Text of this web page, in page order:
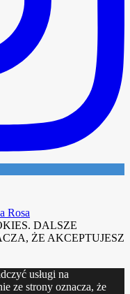
Rosa
DALSZE
ŻE AKCEPTUJESZ
usługi na
ze strony oznacza, że